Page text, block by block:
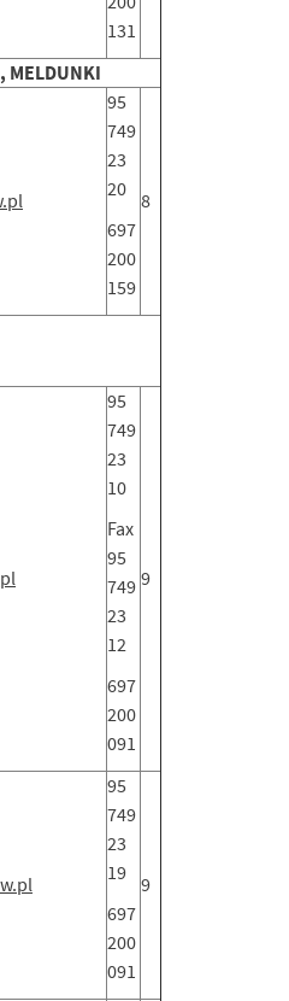
131
MELDUNKI
95
749
23
20
697
200
159
8
95
749
23
10
Fax
95
749
23
12
697
200
091
9
95
749
23
19
697
200
091
9